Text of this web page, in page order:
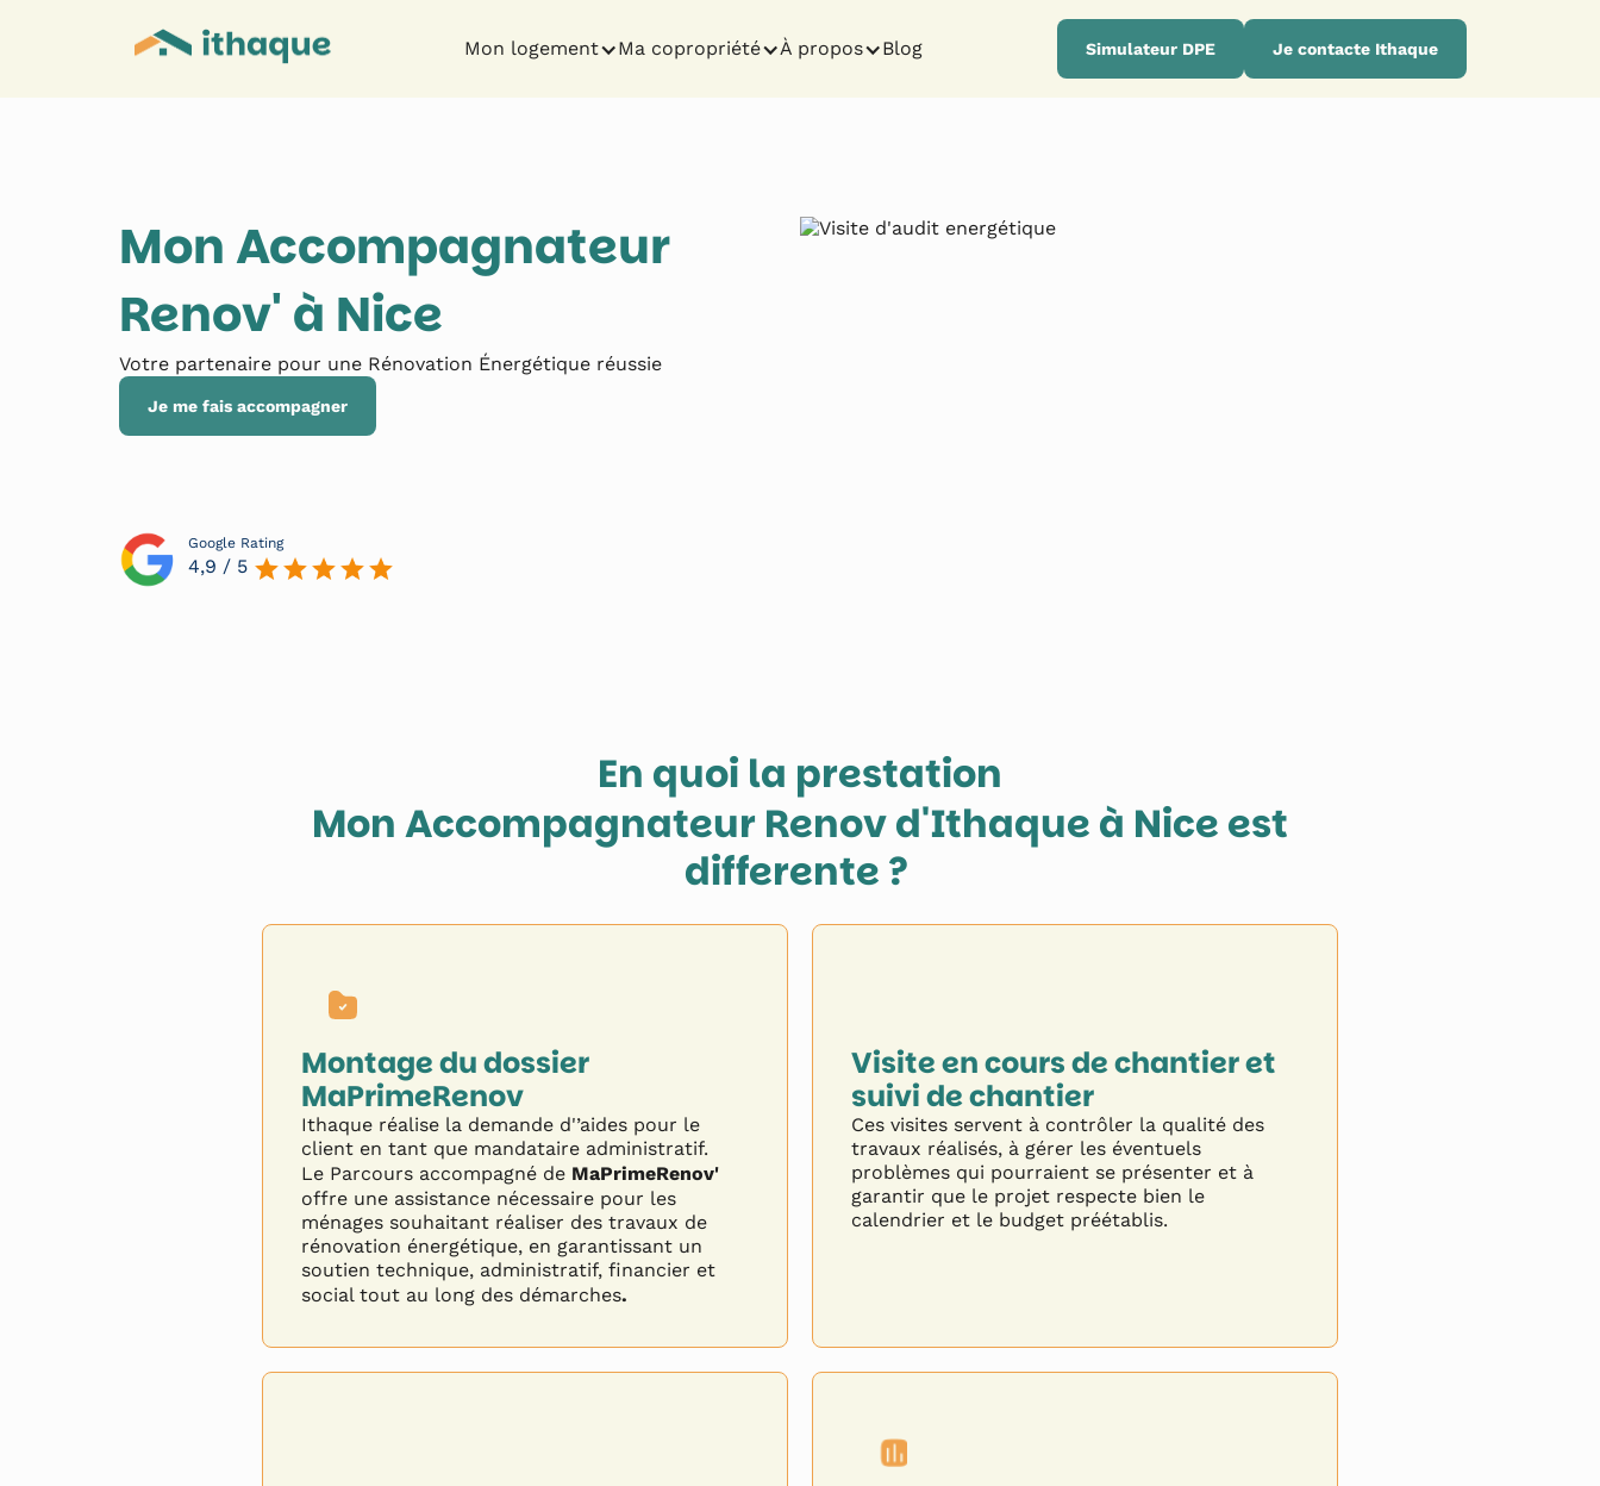
Mon logement Ma copropriété À propos Blog Simulateur DPE Je contacte Ithaque
Mon Accompagnateur
Renov' à Nice
Votre partenaire pour une Rénovation Énergétique réussie
Je me fais accompagner
Google Rating
4,9 / 5
En quoi la prestation
Mon Accompagnateur Renovd'Ithaque à Nice est
differente ?
Montage du dossier
MaPrimeRenov
Ithaque réalise la demande d'’aides pour le
client en tant que mandataire administratif.
Le Parcours accompagné de MaPrimeRenov'
offre une assistance nécessaire pour les
ménages souhaitant réaliser des travaux de
rénovation énergétique, en garantissant un
soutien technique, administratif, financier et
social tout au long des démarches.
Visite en cours de chantier et
suivi de chantier
Ces visites servent à contrôler la qualité des
travaux réalisés, à gérer les éventuels
problèmes qui pourraient se présenter et à
garantir que le projet respecte bien le
calendrier et le budget préétablis.